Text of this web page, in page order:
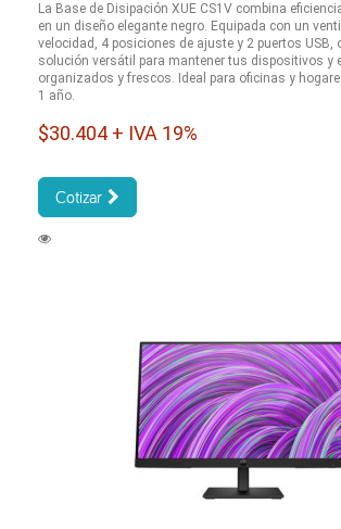
La Base de Disipación XUE CS1V combina
en un diseño elegante negro. Equipada con un
velocidad, 4 posiciones de ajuste y 2 puertos USB,
solución versátil para mantener tus dispositivos y
organizados y frescos. Ideal para oficinas y
1 año.
$30.404 + IVA 19%
Cotizar